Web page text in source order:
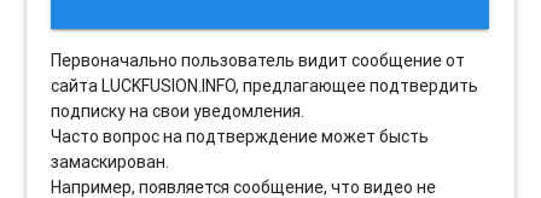
Первоначально пользователь видит сообщение от
сайта LUCKFUSION.INFO, предлагающее подтвердить
подписку на свои уведомления.
Часто вопрос на подтверждение может бысть
замаскирован.
Например, появляется сообщение, что видео не